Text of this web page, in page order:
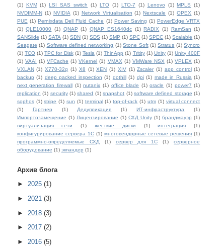
(1) KVM (1) LSI SAS switch (1) LTO (1) LTO-7 (1) Lenovo (1) MPLS
(1)
NVDIMM-N (1) NVIDIA (1) Network Virtualisation (1) Nextscale (1) OPEX (1)
PUE (1) Pernixdata Dell Fluid Cache (1) Power Saving (1) PowerEdge VRTX
(1) QLE10000 (1) QNAP (1) QNAP ES1640dc (1) RADIX (1) RamSan (1)
SANSlide (1) SATA (1) SDN (1) SDS (1) SMP (1) SPC (1) SPEC (1) Scalable (1)
Seagate (1) Software defined networking (1) Stone Soft (1) Stratus (1) Syncro
(1) TCO (1) TPC for Disk (1) Tesla (1) ThinApp (1) Tritity (1) Unity (1) Unity 400F
(1) VAAI (1) VFCache (1) VKernel (1) VMAX (1) VMWare NSX (1) VPLEX (1)
VXLAN (1) X770-32q (1) X8 (1) XEN (1) XIV (1) Zscaler (1) app control (1)
backup (1) deep packed inspection (1) dothill (1) dpi (1) made in Russia (1)
next generation firewall (1) nutanix (1) office blade (1) oracle (1) power7 (1)
replication (1) security (1) shared (1) snapshot (1) software defined storage (1)
sophos (1) stripe (1) sun (1) terminal (1) top-of-rack (1) utm (1) virtual connect
(1)
Гартнер (1) Дедупликация (1) ИТ-инфраструктура
(1)
Импортозамещение (1) Лицензирование (1) СХД Unity (1) брандмауэр (1)
виртуализация сети
(1) жесткие диски (1) интеграция
(1)
конфигурирование сервера 1С (1) многовендорные сетевые решения (1)
программно-определяемые СХД
(1) сервер для 1С (1)
серверное
оборудование (1) экпандер (1)
Архив блога
► 2025 (1)
► 2021 (3)
► 2018 (3)
► 2017 (2)
► 2016 (5)